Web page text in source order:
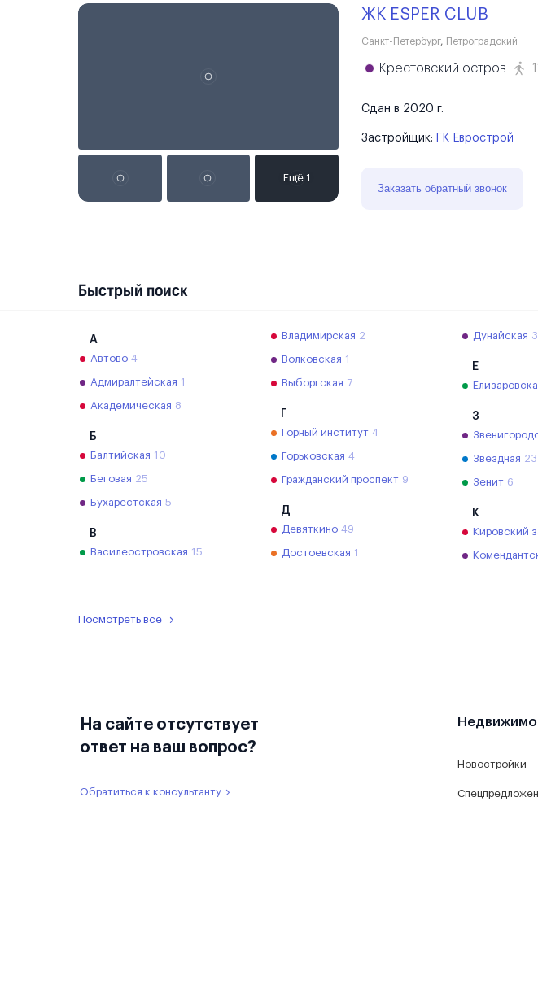
ЖК ESPER CLUB
Санкт-Петербург, Петроградский
Крестовский остров
Сдан в 2020 г.
Застройщик: ГК Еврострой
Заказать обратный звонок
Быстрый поиск
А
Автово 4
Адмиралтейская 1
Академическая 8
Б
Балтийская 10
Беговая 25
Бухарестская 5
В
Василеостровская 15
Владимирская 2
Волковская 1
Выборгская 7
Горный институт 4
Горьковская 4
Гражданский проспект 9
Д
Девяткино 49
Достоевская 1
Дунайская 3
Е
З
Звёздная 23
Зенит 6
К
Кировский
Посмотреть все
На сайте отсутствует
ответ на ваш вопрос?
Обратиться к консультанту
Новостройки